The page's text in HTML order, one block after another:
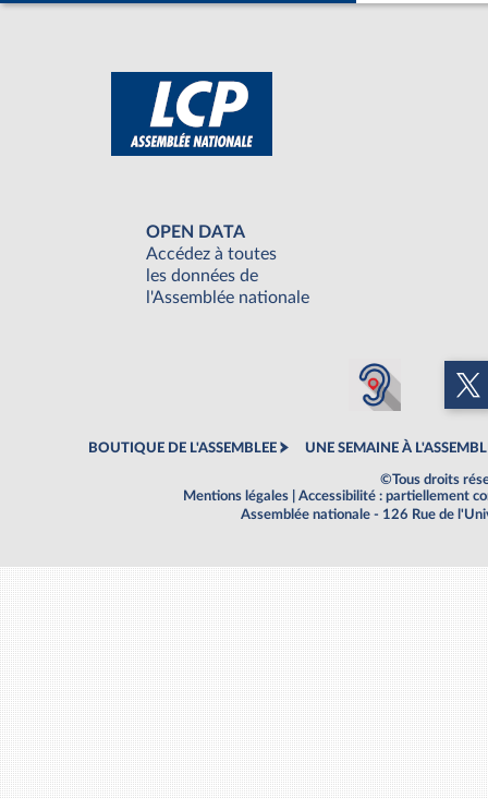
OPEN DATA
Accédez à toutes
les données de
l'Assemblée nationale
BOUTIQUE DE L'ASSEMBLEE UNE SEMAINE À
©Tous droits
Mentions légales
Accessibilité : partiellement
Assemblée nationale - 126 Rue de